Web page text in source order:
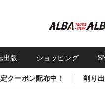
出版 ショッピング
クーポン配布中！ 削り